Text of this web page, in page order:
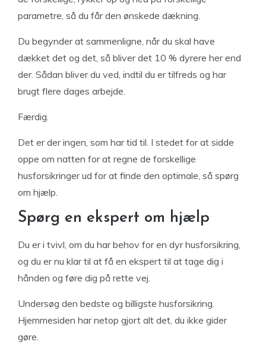
parametre, så du får den ønskede dækning.
Du begynder at sammenligne, når du skal have
dækket det og det, så bliver det 10 % dyrere her end
der. Sådan bliver du ved, indtil du er tilfreds og har
brugt flere dages arbejde.
Færdig.
Det er der ingen, som har tid til. I stedet for at sidde
oppe om natten for at regne de forskellige
husforsikringer ud for at finde den optimale, så spørg
om hjælp.
Spørg en ekspert om hjælp
Du er i tvivl, om du har behov for en dyr husforsikring,
og du er nu klar til at få en ekspert til at tage dig i
hånden og føre dig på rette vej.
Undersøg den bedste og billigste husforsikring.
Hjemmesiden har netop gjort alt det, du ikke gider
gøre.